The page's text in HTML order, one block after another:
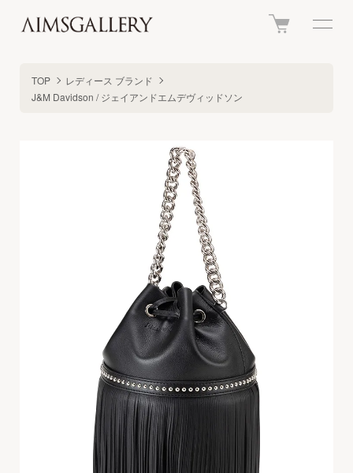
TOP
レディース ブランド
J&M Davidson / ジェイアンドエムデヴィッドソン